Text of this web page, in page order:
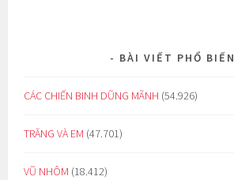
BÀI VIẾT PHỔ BIẾN
CÁC CHIẾN BINH DŨNG MÃNH (54.926)
TRĂNG VÀ EM (47.701)
VŨ NHÔM (18.412)